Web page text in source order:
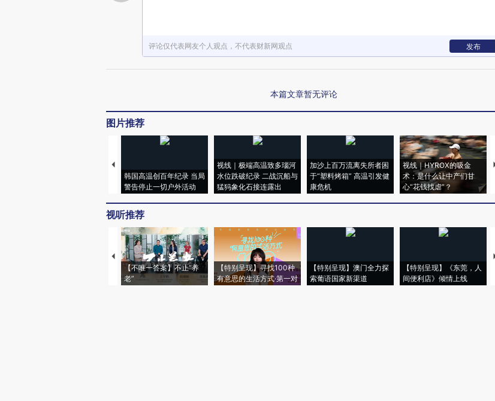
评论仅代表网友个人观点，不代表财新网观点 发布
本篇文章暂无评论
图片推荐
韩国高温创百年纪录 当局
警告停止一切户外活动
视线｜极端高温致多瑙河
水位跌破纪录 二战沉船与
猛犸象化石接连露出
加沙上百万流离失所者困
于“塑料烤箱” 高温引发健
康危机
视线｜HYROX的吸金
术：是什么让中产们甘
心“花钱找虐”？
视听推荐
【不唯一答案】不止“养
老”
【特别呈现】寻找100种
有意思的生活方式·第一对
【特别呈现】澳门全力探
索葡语国家新渠道
【特别呈现】《东莞，人
间便利店》倾情上线